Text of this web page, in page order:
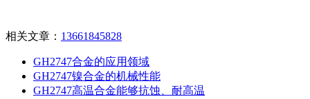
相关文章： 13661845828
GH2747合金的应用领域
GH2747镍合金的机械性能
GH2747高温合金能够抗蚀、耐高温